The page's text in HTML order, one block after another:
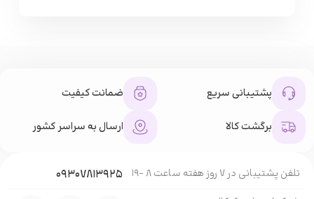
پشتیبانی سریع ضمانت کیفیت
برگشت کالا ارسال به سراسر کشور
تلفن پشتیبانی در 7 روز هفته ساعت 8 -19 ۰۹۳۰۷۸۱۳۹۲۵